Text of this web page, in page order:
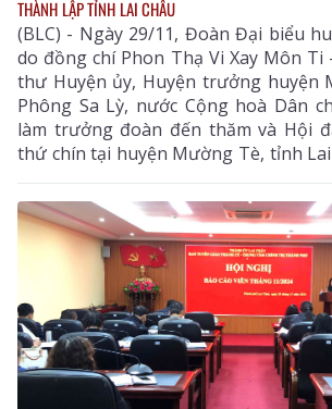
THÀNH LẬP TỈNH LAI CHÂU
(BLC) - Ngày 29/11, Đoàn Đại biểu
do đồng chí Phon Thạ Vi Xay Môn Ti
thư Huyện ủy, Huyện trưởng huyện
Phông Sa Lỳ, nước Cộng hoà Dân
làm trưởng đoàn đến thăm và Hội
thứ chín tại huyện Mường Tè, tỉnh Lai